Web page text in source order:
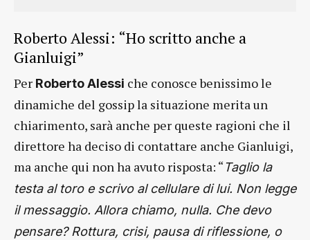
Roberto Alessi: “Ho scritto anche a
Gianluigi”
Per Roberto Alessi che conosce benissimo le
dinamiche del gossip la situazione merita un
chiarimento, sarà anche per queste ragioni che il
direttore ha deciso di contattare anche Gianluigi,
ma anche qui non ha avuto risposta: “ Taglio la
testa al toro e scrivo al cellulare di lui. Non legge
il messaggio. Allora chiamo, nulla. Che devo
pensare? Rottura, crisi, pausa di riflessione, o